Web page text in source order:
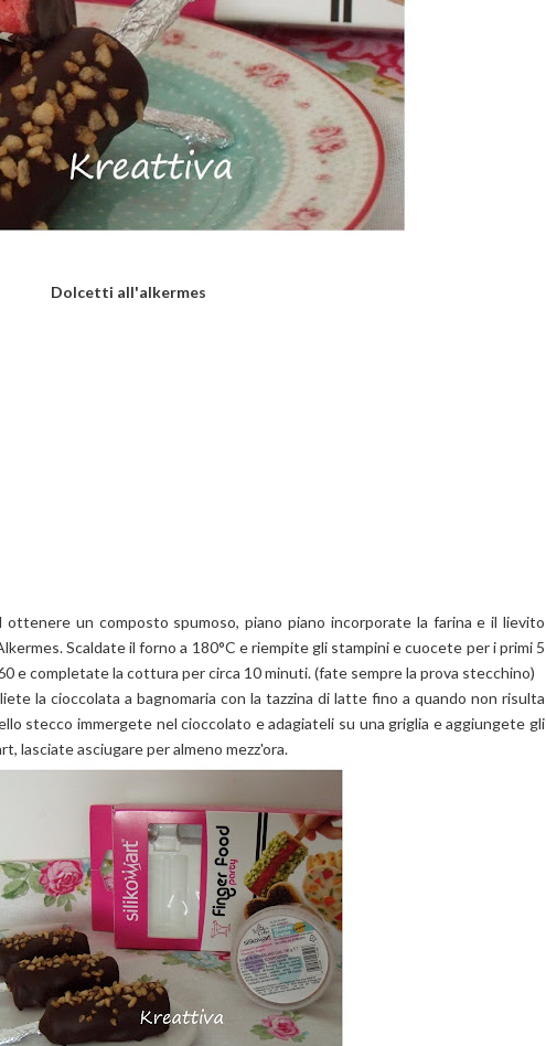
Dolcetti all'alkermes
un composto spumoso, piano piano incorporate la farina e il lievito
Scaldate il forno a 180°C e riempite gli stampini e cuocete per i primi 5
e completate la cottura per circa 10 minuti. (fate sempre la prova stecchino)
la cioccolata a bagnomaria con la tazzina di latte fino a quando non risulta
stecco immergete nel cioccolato e adagiateli su una griglia e aggiungete gli
lasciate asciugare per almeno mezz'ora.